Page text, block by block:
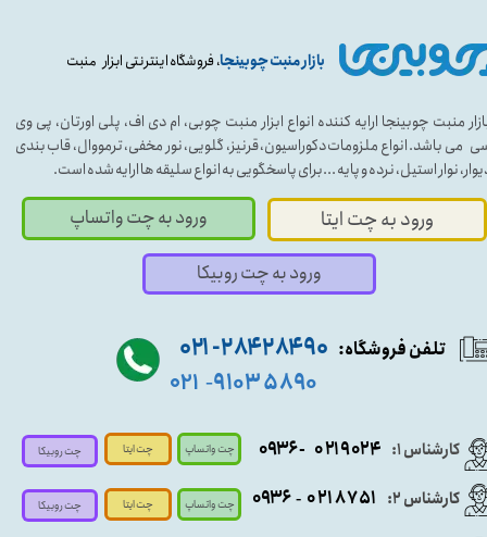
بازار منبت چوبینجا، فروشگاه اینترنتی ابزار منبت
منبت چوبینجا ارایه کننده انواع ابزار منبت چوبی، ام دی اف، پلی اورتان، پی وی
می باشد. انواع ملزومات دکوراسیون، قرنیز، گلویی، نور مخفی، ترمووال، قاب بندی
نوار استیل، نرده و پایه ...برای پاسخگویی به انواع سلیقه ها ارایه شده است.
کارشناس ۱: ۰۲۱۹۰۲۴ - ۰۹۳۶
ورود به چت ایتا ورود به چت واتساپ
تلفن فروشگاه: ۹۰ ۲۸۴ ۲۸۴- ۰۲۱
۵۸۹۰ ۹۱۰۳ -۰۲۱
کارشناس ۲: ۰۲۱۸۷۵۱ - ۰۹۳۶
ورود به چت روبیکا
چت واتساپ
چت واتساپ
چت ایتا
چت ایتا
چت روبیکا
چت روبیکا